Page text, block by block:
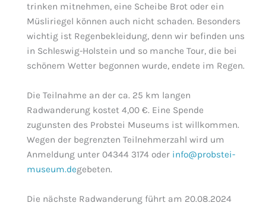
trinken mitnehmen, eine Scheibe Brot oder ein
Müsliriegel können auch nicht schaden. Besonders
wichtig ist Regenbekleidung, denn wir befinden uns
in Schleswig-Holstein und so manche Tour, die bei
schönem Wetter begonnen wurde, endete im Regen.
Die Teilnahme an der ca. 25 km langen
Radwanderung kostet 4,00 €. Eine Spende
zugunsten des Probstei Museums ist willkommen.
Wegen der begrenzten Teilnehmerzahl wird um
Anmeldung unter 04344 3174 oder info@probstei-
museum.degebeten.
Die nächste Radwanderung führt am 20.08.2024